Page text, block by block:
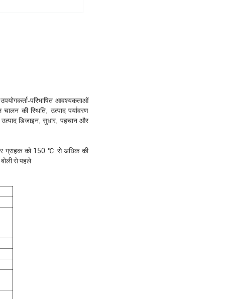
परिभाषित आवश्यकताओं
की स्थिति, उत्पाद पर्यावरण
डिजाइन, सुधार, पहचान और
ग्राहक को 150 ℃ से अधिक की
बोली से पहले